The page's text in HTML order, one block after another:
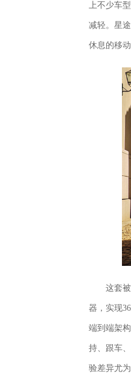
上不少车
减轻。星
休息的移动
这套
器，实现
端到端架
持、跟车
验差异尤